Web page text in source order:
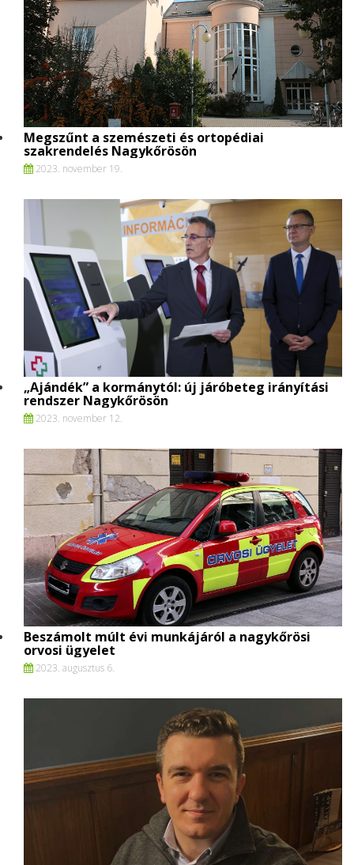
Megszűnt a szemészeti és ortopédiai
szakrendelés Nagykőrösön
2023. november 19.
„Ajándék” a kormánytól: új járóbeteg irányítási
rendszer Nagykőrösön
2023. november 12.
Beszámolt múlt évi munkájáról a nagykőrösi
orvosi ügyelet
2023. augusztus 6.